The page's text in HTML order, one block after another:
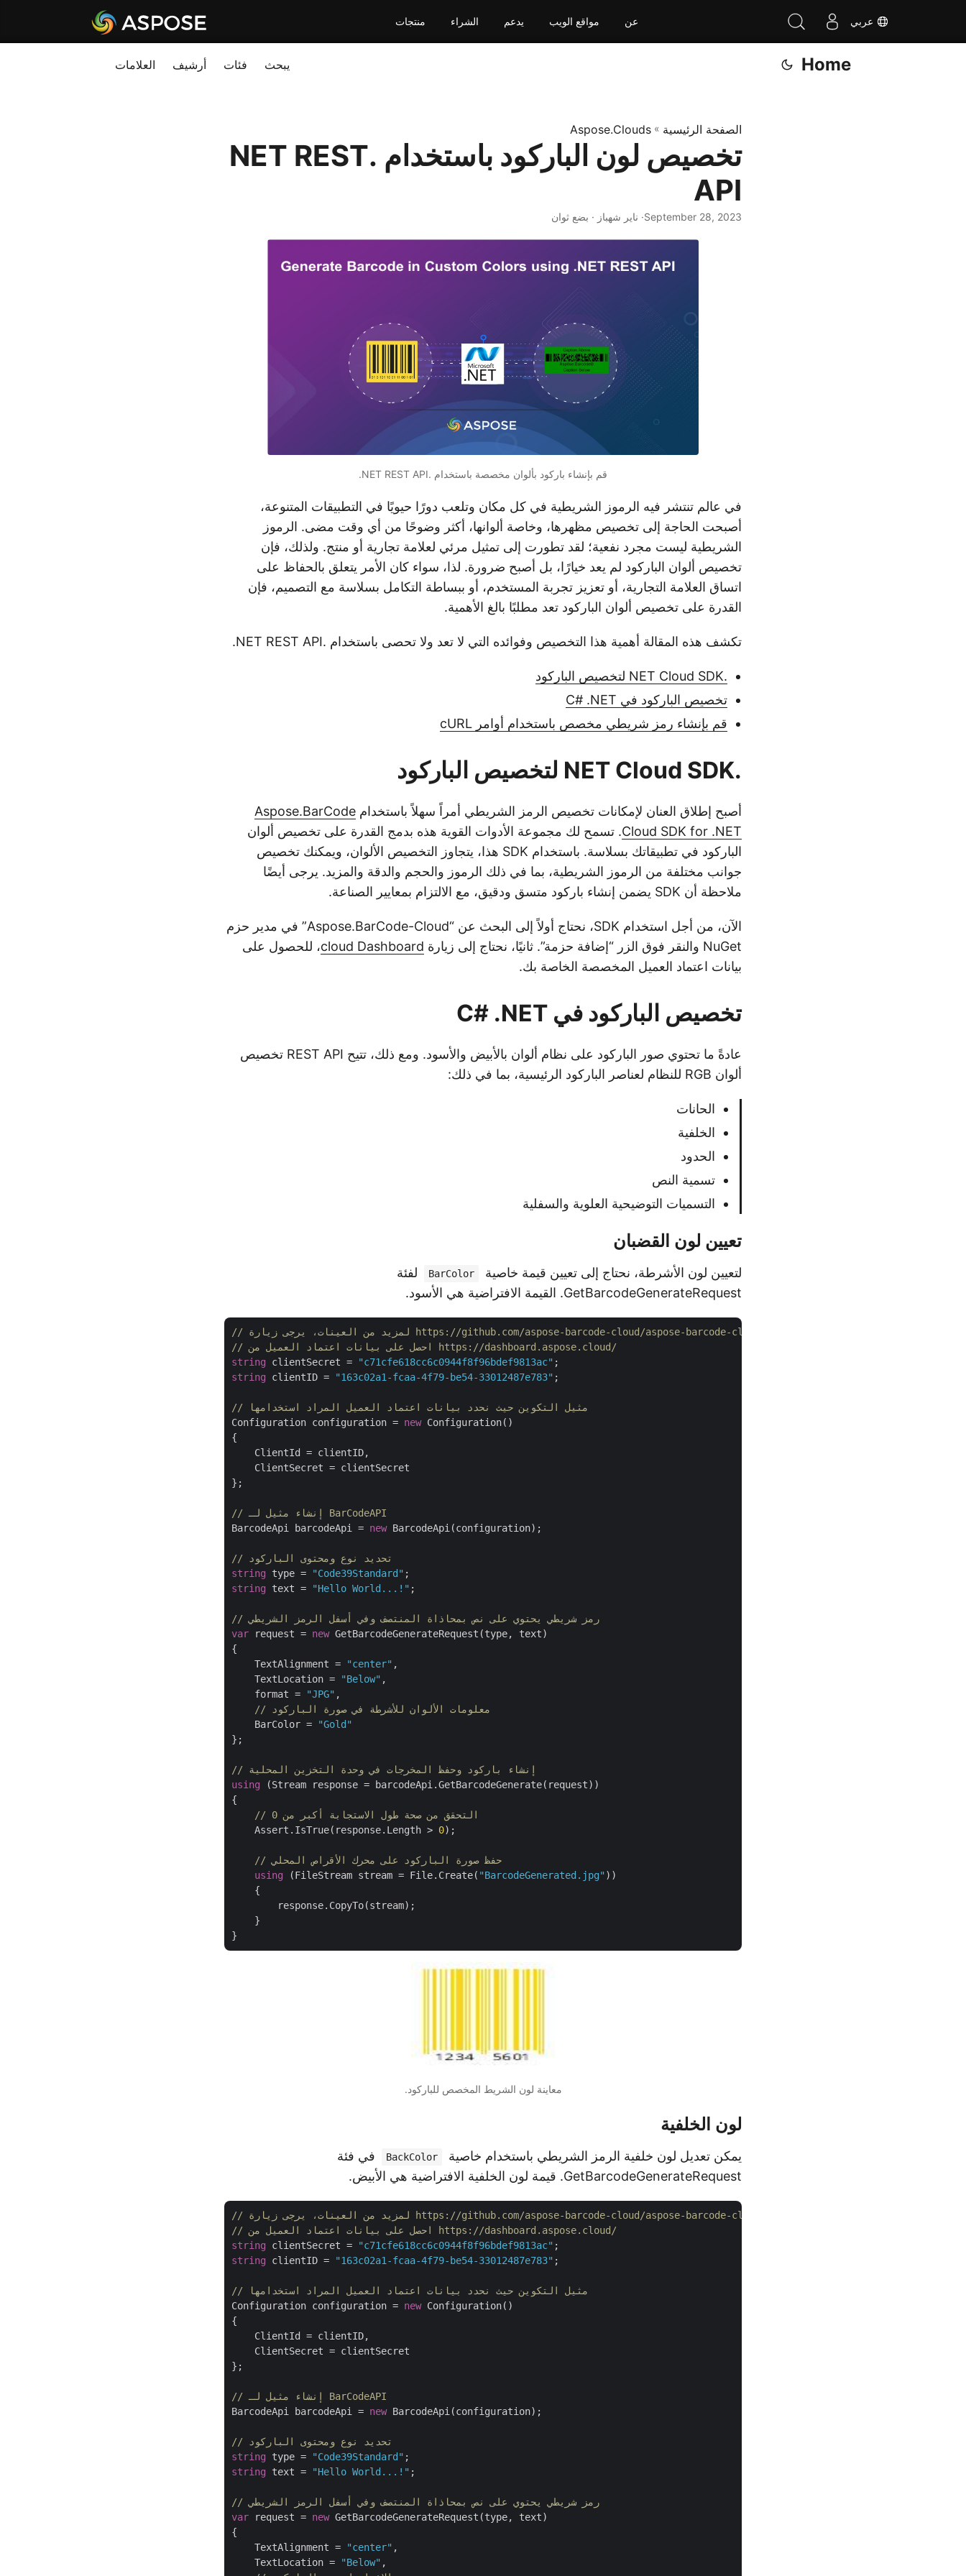
عربي منتجات الشراء يدعم مواقع الويب عن
Home يبحث فئات أرشيف العلامات
الصفحة الرئيسية »
Aspose.Clouds
تخصيص لون الباركود باستخدام .NET REST
API
September 28, 2023· ناير شهباز · بضع ثوان
قم بإنشاء باركود بألوان مخصصة باستخدام .NET REST API.
في عالم تنتشر فيه الرموز الشريطية في كل مكان وتلعب دورًا حيويًا في التطبيقات المتنوعة،
أصبحت الحاجة إلى تخصيص مظهرها، وخاصة ألوانها، أكثر وضوحًا من أي وقت مضى. الرموز
الشريطية ليست مجرد نفعية؛ لقد تطورت إلى تمثيل مرئي لعلامة تجارية أو منتج. ولذلك، فإن
تخصيص ألوان الباركود لم يعد خيارًا، بل أصبح ضرورة. لذا، سواء كان الأمر يتعلق بالحفاظ على
اتساق العلامة التجارية، أو تعزيز تجربة المستخدم، أو ببساطة التكامل بسلاسة مع التصميم، فإن
القدرة على تخصيص ألوان الباركود تعد مطلبًا بالغ الأهمية.
تكشف هذه المقالة أهمية هذا التخصيص وفوائده التي لا تعد ولا تحصى باستخدام .NET REST API.
.NET Cloud SDK لتخصيص الباركود
تخصيص الباركود في C# .NET
قم بإنشاء رمز شريطي مخصص باستخدام أوامر cURL
.NET Cloud SDK لتخصيص الباركود
أصبح إطلاق العنان لإمكانات تخصيص الرمز الشريطي أمراً سهلاً باستخدام Aspose.BarCode
Cloud SDK for .NET. تسمح لك مجموعة الأدوات القوية هذه بدمج القدرة على تخصيص ألوان
الباركود في تطبيقاتك بسلاسة. باستخدام SDK هذا، يتجاوز التخصيص الألوان، ويمكنك تخصيص
جوانب مختلفة من الرموز الشريطية، بما في ذلك الرموز والحجم والدقة والمزيد. يرجى أيضًا
ملاحظة أن SDK يضمن إنشاء باركود متسق ودقيق، مع الالتزام بمعايير الصناعة.
الآن، من أجل استخدام SDK، نحتاج أولاً إلى البحث عن “Aspose.BarCode-Cloud” في مدير حزم
NuGet والنقر فوق الزر “إضافة حزمة”. ثانيًا، نحتاج إلى زيارة
cloud Dashboard، للحصول على
بيانات اعتماد العميل المخصصة الخاصة بك.
تخصيص الباركود في C# .NET
عادةً ما تحتوي صور الباركود على نظام ألوان بالأبيض والأسود. ومع ذلك، تتيح REST API تخصيص
ألوان RGB للنظام لعناصر الباركود الرئيسية، بما في ذلك:
الحانات
الخلفية
الحدود
تسمية النص
التسميات التوضيحية العلوية والسفلية
تعيين لون القضبان
لتعيين لون الأشرطة، نحتاج إلى تعيين قيمة خاصية BarColor
لفئة
GetBarcodeGenerateRequest. القيمة الافتراضية هي الأسود.
// لمزيد من العينات، يرجى زيارة https://github.com/aspose-barcode-cloud/aspose-barcode-cloud-dotnet
// احصل على بيانات اعتماد العميل من https://dashboard.aspose.cloud/
string clientSecret = "c71cfe618cc6c0944f8f96bdef9813ac"
string clientID = "163c02a1-fcaa-4f79-be54-33012487e783" ;
// مثيل التكوين حيث نحدد بيانات اعتماد العميل المراد استخدامها
Configuration configuration = new Configuration()
{
    ClientId = clientID,
    ClientSecret = clientSecret
};
// إنشاء مثيل لـ BarCodeAPI
BarcodeApi barcodeApi = new BarcodeApi(configuration);
// تحديد نوع ومحتوى الباركود
string type = "Code39Standard"
string text = "Hello World...!" ;
// رمز شريطي يحتوي على نص بمحاذاة المنتصف وفي أسفل الرمز الشريطي
var request = new GetBarcodeGenerateRequest(type, text)
{
    TextAlignment =
"center" ,
    TextLocation =
"Below" ,
    format =
"JPG" ,
// معلومات الألوان للأشرطة في صورة الباركود
    BarColor =
"Gold"
};
// إنشاء باركود وحفظ المخرجات في وحدة التخزين المحلية
using (Stream response = barcodeApi.GetBarcodeGenerate(request))
{
// التحقق من صحة طول الاستجابة أكبر من 0
    Assert.IsTrue(response.Length >
0);
// حفظ صورة الباركود على محرك الأقراص المحلي
using (FileStream stream = File.Create( "BarcodeGenerated.jpg" ))
    {
        response.CopyTo(stream);
    }
معاينة لون الشريط المخصص للباركود.
لون الخلفية
يمكن تعديل لون خلفية الرمز الشريطي باستخدام خاصية BackColor
في فئة
GetBarcodeGenerateRequest. قيمة لون الخلفية الافتراضية هي الأبيض.
// لمزيد من العينات، يرجى زيارة https://github.com/aspose-barcode-cloud/aspose-barcode-cloud-dotnet
// احصل على بيانات اعتماد العميل من https://dashboard.aspose.cloud/
string clientSecret = "c71cfe618cc6c0944f8f96bdef9813ac"
string clientID = "163c02a1-fcaa-4f79-be54-33012487e783" ;
// مثيل التكوين حيث نحدد بيانات اعتماد العميل المراد استخدامها
Configuration configuration = new Configuration()
{
    ClientId = clientID,
    ClientSecret = clientSecret
};
// إنشاء مثيل لـ BarCodeAPI
BarcodeApi barcodeApi = new BarcodeApi(configuration);
// تحديد نوع ومحتوى الباركود
string type = "Code39Standard"
string text = "Hello World...!" ;
// رمز شريطي يحتوي على نص بمحاذاة المنتصف وفي أسفل الرمز الشريطي
var request = new GetBarcodeGenerateRequest(type, text)
{
    TextAlignment =
"center" ,
    TextLocation =
"Below" ,